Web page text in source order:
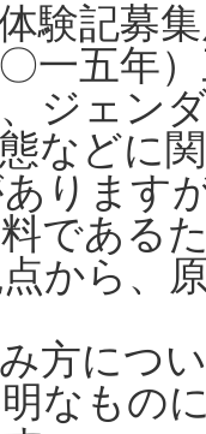
験記募
一五年
、ジェン
などに
ります
である
から、
方につ
なもの